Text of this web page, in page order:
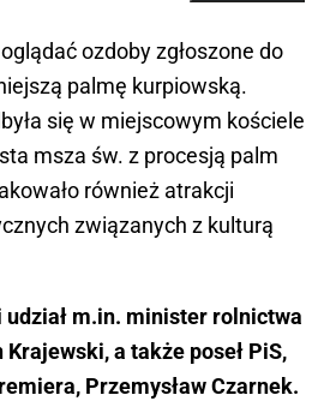
ozdoby zgłoszone do
palmę kurpiowską.
się w miejscowym kościele
msza św. z procesją palm
również atrakcji
związanych z kulturą
m.in. minister rolnictwa
a także poseł PiS,
Przemysław Czarnek.